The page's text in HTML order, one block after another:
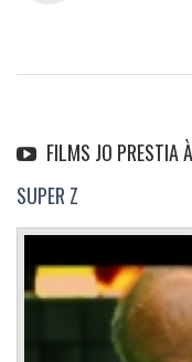
FILMS JO PRESTIA
SUPER Z